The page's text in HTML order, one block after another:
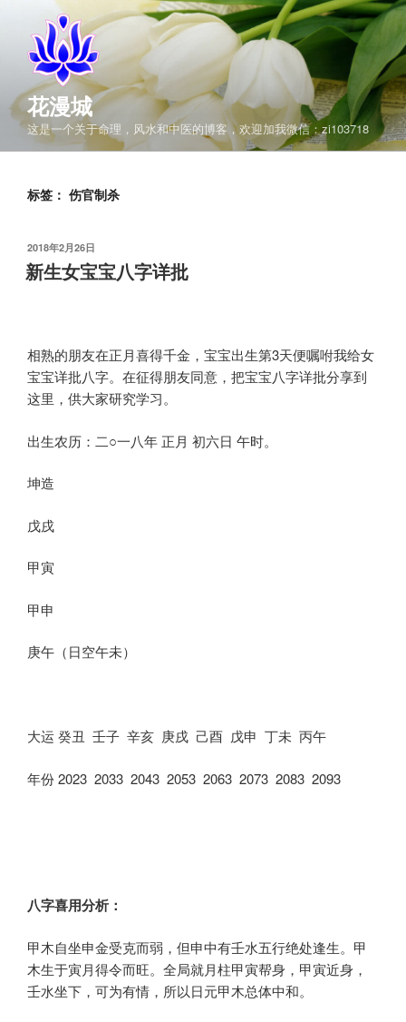
花漫城
这是一个关于命理，风水和中医的博客，欢迎加我微信：zi103718
标签： 伤官制杀
发
布
于
2018年2月26日
新生女宝宝八字详批
相熟的朋友在正月喜得千金，宝宝出生第3天便嘱咐我给女
宝宝详批八字。在征得朋友同意，把宝宝八字详批分享到
这里，供大家研究学习。
出生农历：二○一八年 正月 初六日 午时。
坤造
戊戌
甲寅
甲申
庚午（日空午未）
大运 癸丑 壬子 辛亥 庚戌 己酉 戊申 丁未 丙午
年份 2023 2033 2043 2053 2063 2073 2083 2093
八字喜用分析：
甲木自坐申金受克而弱，但申中有壬水五行绝处逢生。甲
木生于寅月得令而旺。全局就月柱甲寅帮身，甲寅近身，
壬水坐下，可为有情，所以日元甲木总体中和。